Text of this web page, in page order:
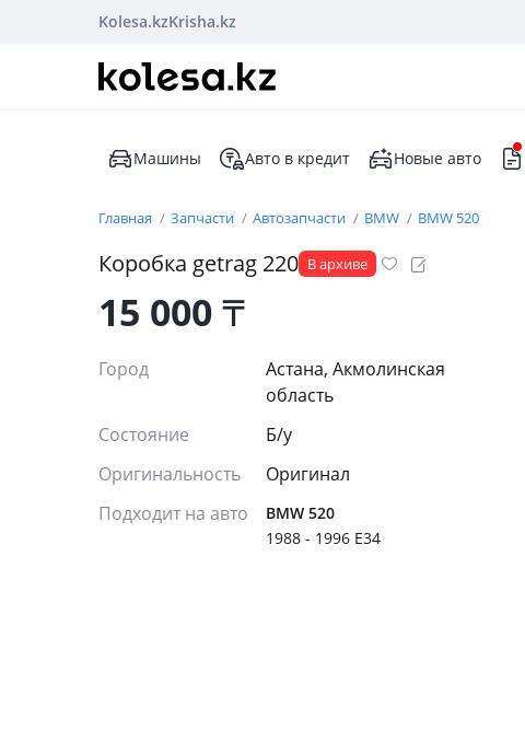
Kolesa.kzKrisha.kz
Машины Авто в кредит Новые авто
Главная Запчасти Автозапчасти BMW BMW 520
Коробка getrag 220 В архиве
15 000₸
Город
Астана, Акмолинская
область
Состояние
Б/y
Оригинальность
Оригинал
Подходит на авто
BMW 520
1988 - 1996 E34